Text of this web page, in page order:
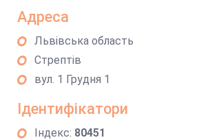
Адреса
Львівська область
Стрептів
вул. 1 Грудня 1
Ідентифікатори
Індекс: 80451